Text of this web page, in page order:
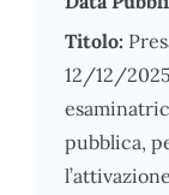
Titolo:
12/12/
pubblica,